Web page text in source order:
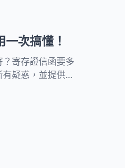
次搞懂！
寄存證信函要多
疑惑，並提供常